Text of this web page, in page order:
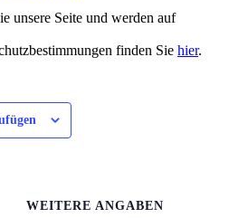
unsere Seite und werden auf
finden Sie hier.
WEITERE ANGABEN